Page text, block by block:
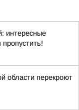
интересные
области перекроют